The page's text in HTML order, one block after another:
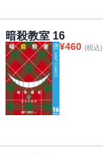
暗殺教室 16
¥460 (税込)